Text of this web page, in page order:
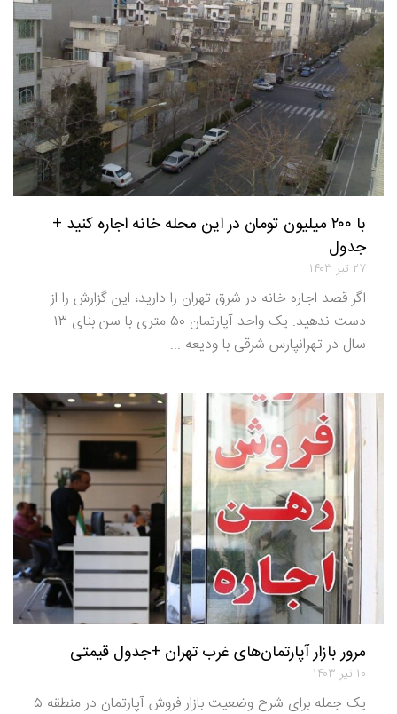
با ۲۰۰ میلیون تومان در این محله خانه اجاره کنید +
جدول
۲۷ تیر ۱۴۰۳
اگر قصد اجاره خانه در شرق تهران را دارید، این گزارش را از
دست ندهید. یک واحد آپارتمان ۵۰ متری با سن بنای ۱۳
سال در تهرانپارس شرقی با ودیعه ...
مرور بازار آپارتمان‌‌های غرب تهران +جدول قیمتی
۱۰ تیر ۱۴۰۳
یک جمله برای شرح وضعیت بازار فروش آپارتمان در منطقه ۵